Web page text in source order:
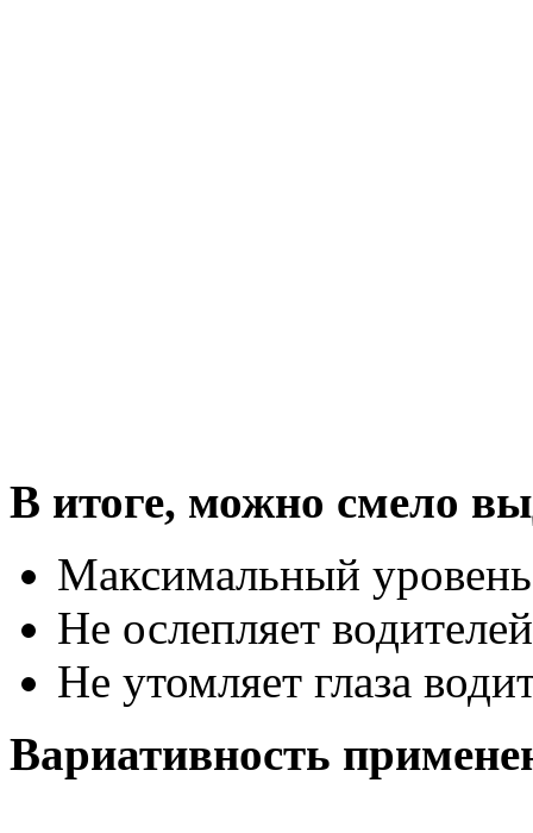
В итоге, можно смело
Максимальный
Не ослепляет
Не утомляет глаза
Вариативность